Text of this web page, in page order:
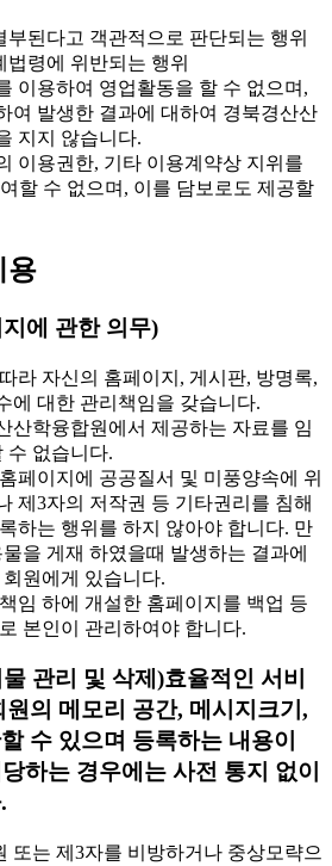
된다고 객관적으로 판단되는 행위
령에 위반되는 행위
이용하여 영업활동을 할 수 없으며,
여 발생한 결과에 대하여 경북경산산
지지 않습니다.
이용권한, 기타 이용계약상 지위를
할 수 없으며, 이를 담보로도 제공할
용
에 관한 의무)
라 자신의 홈페이지, 게시판, 방명록,
에 대한 관리책임을 갖습니다.
산학융합원에서 제공하는 자료를 임
수 없습니다.
페이지에 공공질서 및 미풍양속에 위
제3자의 저작권 등 기타권리를 침해
하는 행위를 하지 않아야 합니다. 만
을 게재 하였을때 발생하는 결과에
원에게 있습니다.
임 하에 개설한 홈페이지를 백업 등
본인이 관리하여야 합니다.
관리 및 삭제)효율적인 서비
의 메모리 공간, 메시지크기,
수 있으며 등록하는 내용이
하는 경우에는 사전 통지 없이
또는 제3자를 비방하거나 중상모략으